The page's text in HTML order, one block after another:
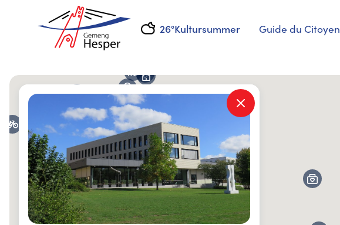
26°Kultursummer Guide du Citoyen
No waat sicht Dir ?
Administratioun
Administration
communale de
Hesperange
Kids Corners
Aire de jeux - Camping